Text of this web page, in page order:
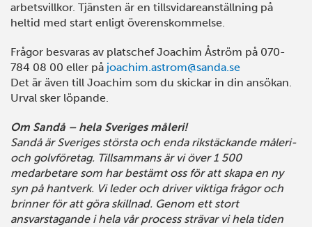
arbetsvillkor. Tjänsten är en tillsvidareanställning på
heltid med start enligt överenskommelse.
Frågor besvaras av platschef Joachim Åström på 070-
784 08 00 eller på joachim.astrom@sanda.se
Det är även till Joachim som du skickar in din ansökan.
Urval sker löpande.
Om Sandå – hela Sveriges måleri!
Sandå är Sveriges största och enda rikstäckande måleri-
och golvföretag. Tillsammans är vi över 1 500
medarbetare som har bestämt oss för att skapa en ny
syn på hantverk. Vi leder och driver viktiga frågor och
brinner för att göra skillnad. Genom ett stort
ansvarstagande i hela vår process strävar vi hela tiden